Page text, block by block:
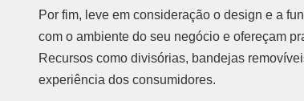
Por fim, leve em consideração o design e a
com o ambiente do seu negócio e ofereçam
Recursos como divisórias, bandejas
experiência dos consumidores.